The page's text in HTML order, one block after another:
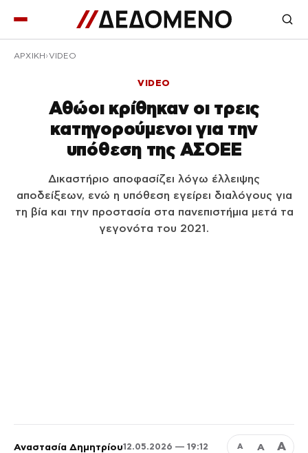
ΑΡΧΙΚΉ VIDEO
VIDEO
Αθώοι κρίθηκαν οι τρεις
κατηγορούμενοι για την
υπόθεση της ΑΣΟΕΕ
Δικαστήριο αποφασίζει λόγω έλλειψης
αποδείξεων, ενώ η υπόθεση εγείρει διαλόγους για
τη βία και την προστασία στα πανεπιστήμια μετά τα
γεγονότα του 2021.
Αναστασία Δημητρίου12.05.2026 — 19:12 Α Α Α